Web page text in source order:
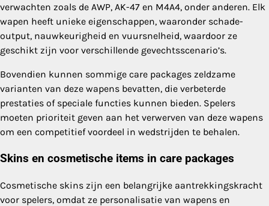
verwachten zoals de AWP, AK-47 en M4A4, onder anderen. Elk
wapen heeft unieke eigenschappen, waaronder schade-
output, nauwkeurigheid en vuursnelheid, waardoor ze
geschikt zijn voor verschillende gevechtsscenario’s.
Bovendien kunnen sommige care packages zeldzame
varianten van deze wapens bevatten, die verbeterde
prestaties of speciale functies kunnen bieden. Spelers
moeten prioriteit geven aan het verwerven van deze wapens
om een competitief voordeel in wedstrijden te behalen.
Skins en cosmetische items in care packages
Cosmetische skins zijn een belangrijke aantrekkingskracht
voor spelers, omdat ze personalisatie van wapens en